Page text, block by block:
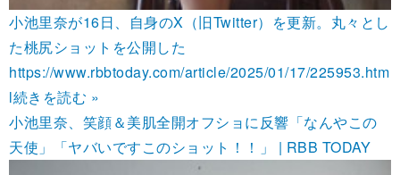
小池里奈が16日、自身のX（旧Twitter）を更新。丸々とし
た桃尻ショットを公開した
https://www.rbbtoday.com/article/2025/01/17/225953.htm
l続きを読む »
小池里奈、笑顔＆美肌全開オフショに反響「なんやこの
天使」「ヤバいですこのショット！！」 | RBB TODAY